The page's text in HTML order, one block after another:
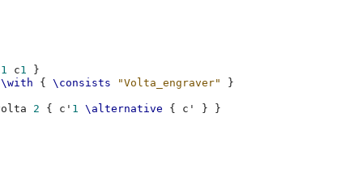
1 c1
}
\with { \consists "Volta_engraver"
}
2 { c' 1 \alternative { c' }
}